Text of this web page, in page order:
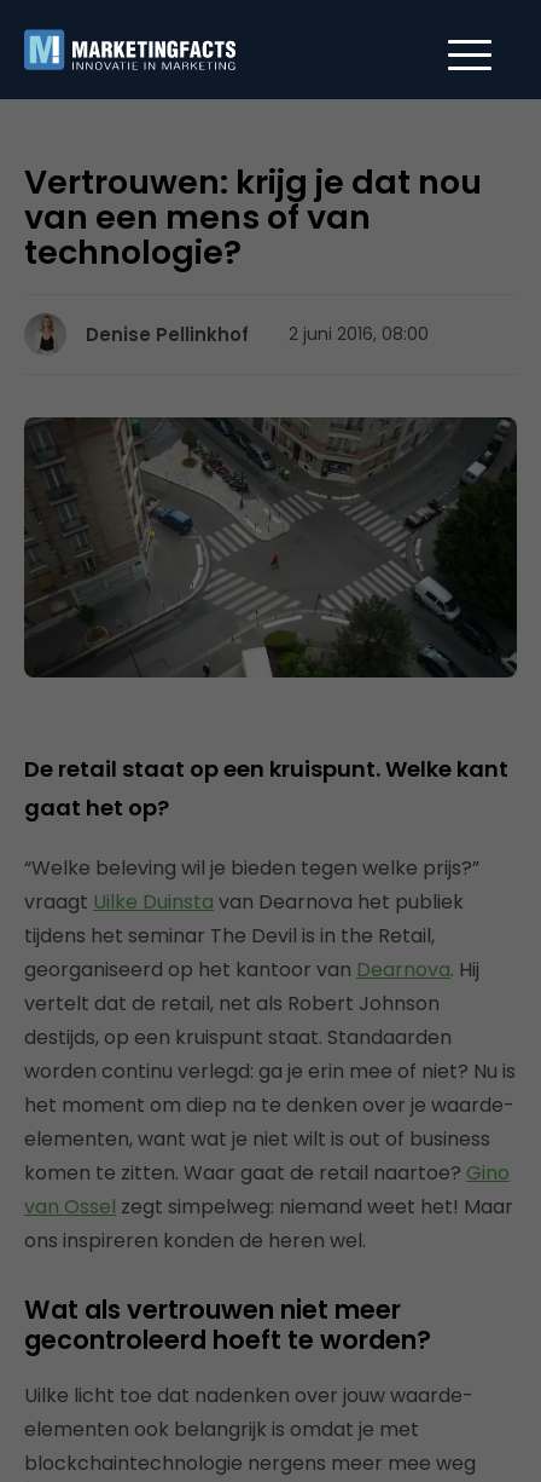
Vertrouwen: krijg je dat nou
van een mens of van
technologie?
Denise Pellinkhof 2 juni 2016, 08:00
De retail staat op een kruispunt. Welke kant
gaat het op?
“Welke beleving wil je bieden tegen welke prijs?”
vraagt Uilke Duinsta van Dearnova het publiek
tijdens het seminar The Devil is in the Retail,
georganiseerd op het kantoor van Dearnova. Hij
vertelt dat de retail, net als Robert Johnson
destijds, op een kruispunt staat. Standaarden
worden continu verlegd: ga je erin mee of niet? Nu is
het moment om diep na te denken over je waarde-
elementen, want wat je niet wilt is out of business
komen te zitten. Waar gaat de retail naartoe? Gino
van Ossel zegt simpelweg: niemand weet het! Maar
ons inspireren konden de heren wel.
Wat als vertrouwen niet meer
gecontroleerd hoeft te worden?
Uilke licht toe dat nadenken over jouw waarde-
elementen ook belangrijk is omdat je met
blockchaintechnologie nergens meer mee weg